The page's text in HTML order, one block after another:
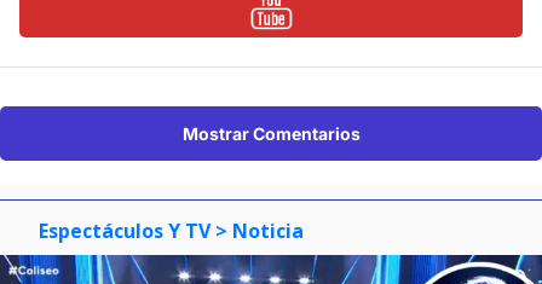
Mostrar Comentarios
Espectáculos Y TV > Noticia